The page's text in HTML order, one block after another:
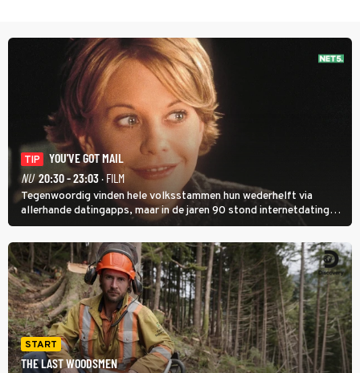
TIP
YOU'VE GOT MAIL
NU 20:30 - 23:03· FILM
Tegenwoordig vinden hele volksstammen hun wederhelft via
allerhande datingapps, maar in de jaren 90 stond internetdating
nog in de kinderschoenen. In de film You've Got Mail zie je dat
terug.
START
THE LAST WOODSMEN